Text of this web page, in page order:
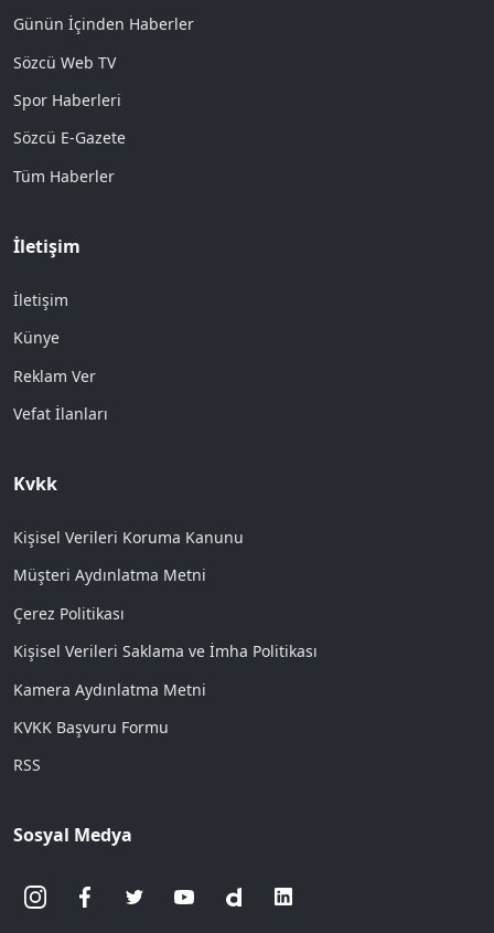
Günün İçinden Haberler
Sözcü Web TV
Spor Haberleri
Sözcü E-Gazete
Tüm Haberler
İletişim
İletişim
Künye
Reklam Ver
Vefat İlanları
Kvkk
Kişisel Verileri Koruma Kanunu
Müşteri Aydınlatma Metni
Çerez Politikası
Kişisel Verileri Saklama ve İmha Politikası
Kamera Aydınlatma Metni
KVKK Başvuru Formu
RSS
Sosyal Medya